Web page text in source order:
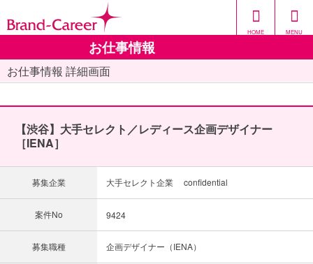
HOME MENU
お仕事情報
お仕事情報 詳細画面
【渋谷】大手セレクト／レディース企画デザイナー
［IENA］
募集企業 大手セレクト企業 confidential
案件No 9424
募集職種 企画デザイナー（IENA）